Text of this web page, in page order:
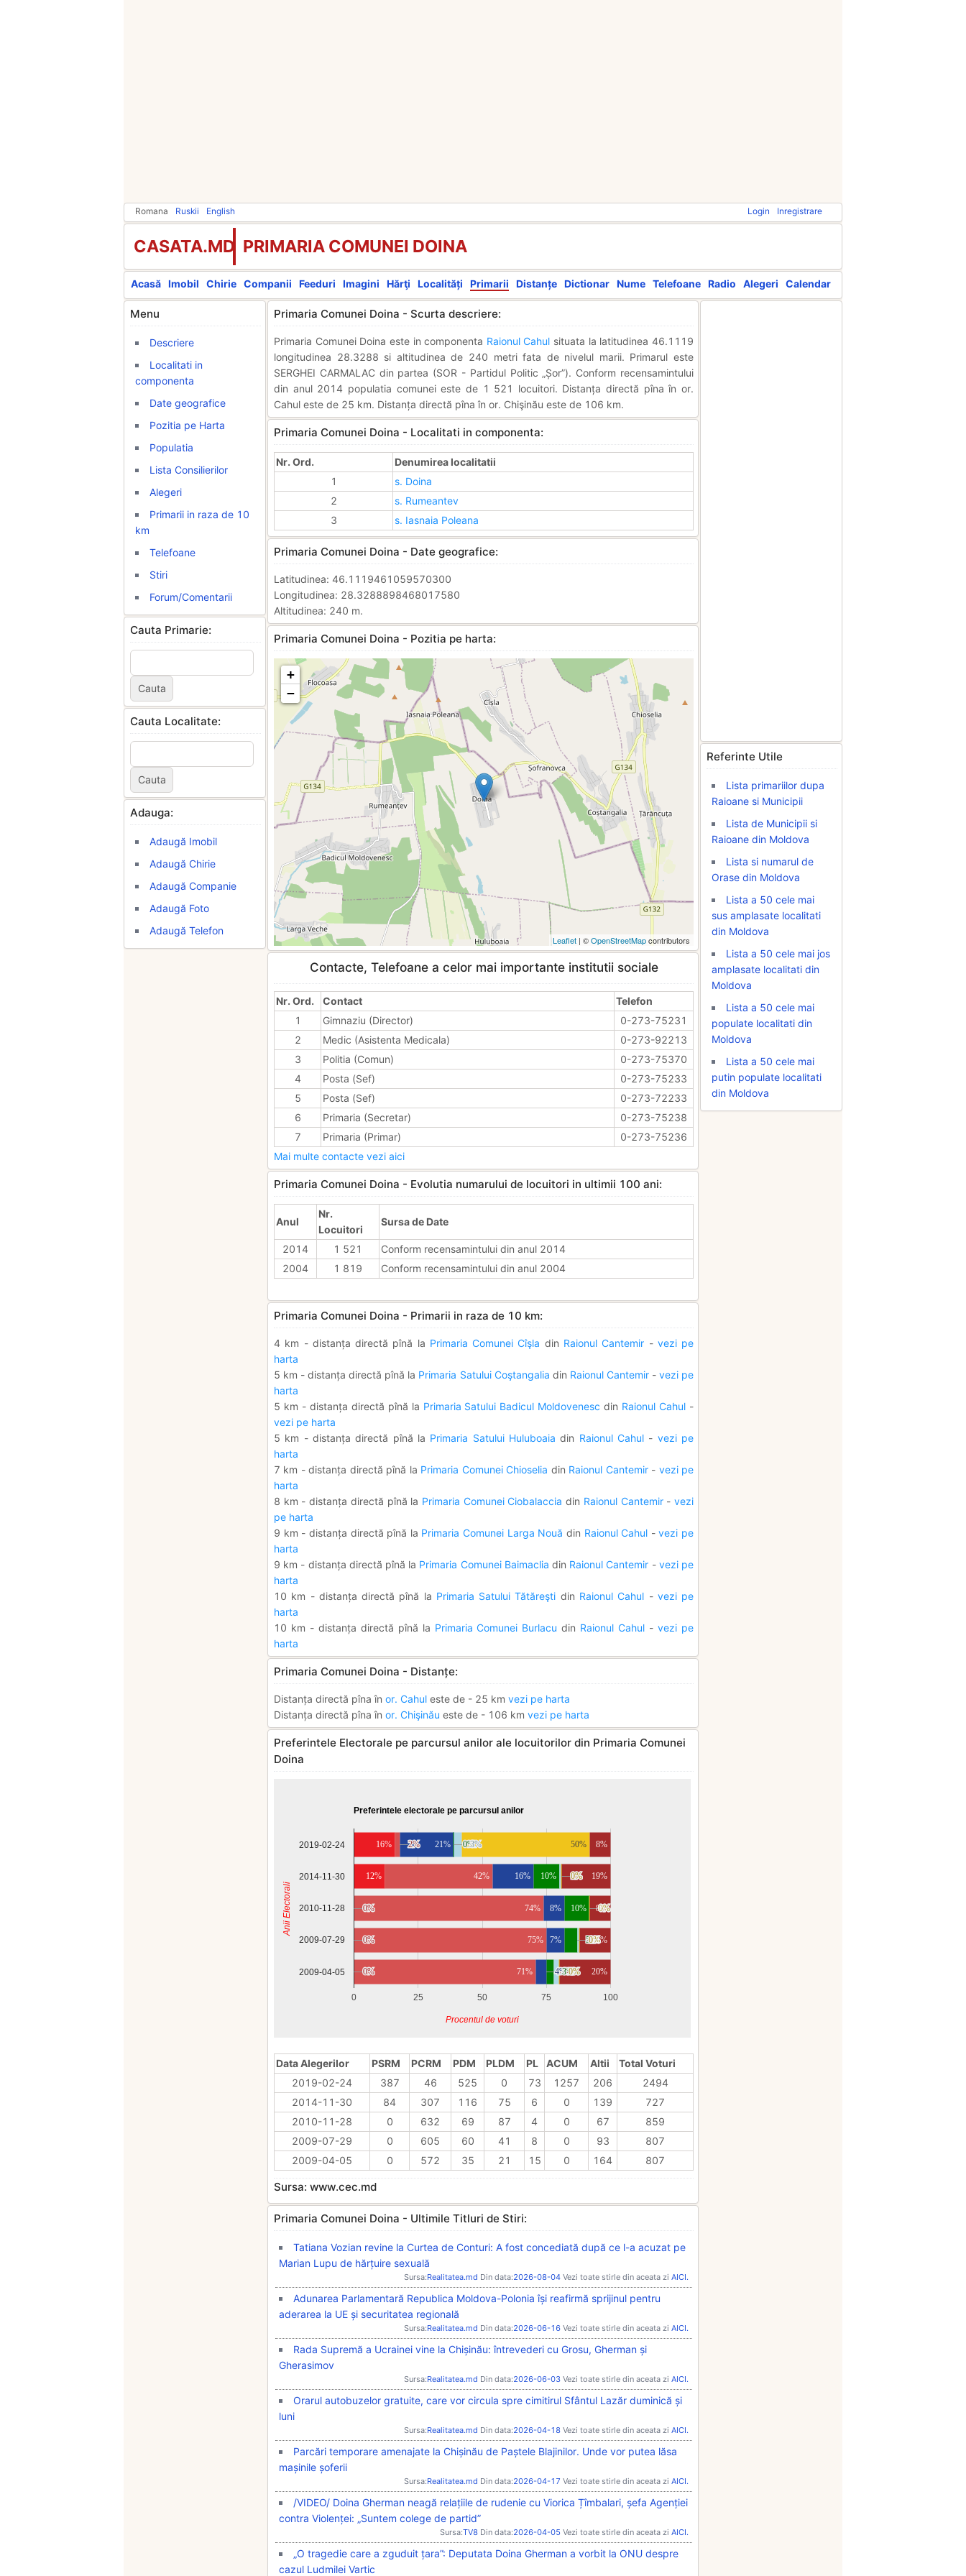
Romana Ruskii English Login Inregistrare
CASATA.MD PRIMARIA COMUNEI DOINA
Acasă Imobil Chirie Companii Feeduri Imagini Hărţi Localități Primarii Distanțe Dictionar Nume Telefoane Radio Alegeri Calendar
Menu
Descriere
Localitati in
componenta
Date geografice
Pozitia pe Harta
Populatia
Lista Consilierilor
Alegeri
Primarii in raza de 10
km
Telefoane
Stiri
Forum/Comentarii
Cauta Primarie:
Cauta Localitate:
Adauga:
Adaugă Imobil
Adaugă Chirie
Adaugă Companie
Adaugă Foto
Adaugă Telefon
Primaria Comunei Doina - Scurta descriere:
Primaria Comunei Doina este in componenta Raionul Cahul situata la latitudinea 46.1119
longitudinea 28.3288 si altitudinea de 240 metri fata de nivelul marii. Primarul este
SERGHEI CARMALAC din partea (SOR - Partidul Politic „Șor”). Conform recensamintului
din anul 2014 populatia comunei este de 1 521 locuitori. Distanța directă pîna în or.
Cahul este de 25 km. Distanța directă pîna în or. Chişinău este de 106 km.
Primaria Comunei Doina - Localitati in componenta:
Nr. Ord.
Denumirea localitatii
1
s. Doina
2
s. Rumeantev
3
s. Iasnaia Poleana
Primaria Comunei Doina - Date geografice:
Latitudinea: 46.1119461059570300
Longitudinea: 28.3288898468017580
Altitudinea: 240 m.
Primaria Comunei Doina - Pozitia pe harta:
+
−
Leaflet | ©OpenStreetMapcontributors
Contacte, Telefoane a celor mai importante institutii sociale
Nr. Ord. Contact
Telefon
1
Gimnaziu (Director)
0-273-75231
2
Medic (Asistenta Medicala)
0-273-92213
3
Politia (Comun)
0-273-75370
4
Posta (Sef)
0-273-75233
5
Posta (Sef)
0-273-72233
6
Primaria (Secretar)
0-273-75238
7
Primaria (Primar)
0-273-75236
Mai multe contacte vezi aici
Primaria Comunei Doina - Evolutia numarului de locuitori in ultimii 100 ani:
Anul
Nr.
Locuitori
Sursa de Date
2014 1 521
Conform recensamintului din anul 2014
2004
1 819 Conform recensamintului din anul 2004
Primaria Comunei Doina - Primarii in raza de 10 km:
4 km - distanța directă pînă la Primaria Comunei Cîşla din Raionul Cantemir - vezi pe
harta
5 km - distanța directă pînă la Primaria Satului Coştangalia din Raionul Cantemir- vezi pe
harta
5 km - distanța directă pînă la Primaria Satului Badicul Moldovenesc din Raionul Cahul -
vezi pe harta
5 km - distanța directă pînă la Primaria Satului Huluboaia din Raionul Cahul - vezi pe
harta
7 km - distanța directă pînă la Primaria Comunei Chioselia din Raionul Cantemir- vezi pe
harta
8 km - distanța directă pînă la Primaria Comunei Ciobalaccia din Raionul Cantemir-vezi
pe harta
9 km - distanța directă pînă la Primaria Comunei Larga Nouă din Raionul Cahul -vezi pe
harta
9 km - distanța directă pînă la Primaria Comunei Baimaclia din Raionul Cantemir - vezi pe
harta
10 km - distanța directă pînă la Primaria Satului Tătăreşti din Raionul Cahul - vezi pe
harta
10 km - distanța directă pînă la Primaria Comunei Burlacu din Raionul Cahul -vezi pe
harta
Primaria Comunei Doina - Distanțe:
Distanța directă pîna în or. Cahul este de - 25 km vezi pe harta
Distanța directă pîna în or. Chişinău este de - 106 km vezi pe harta
Preferintele Electorale pe parcursul anilor ale locuitorilor din Primaria Comunei
Doina
Preferintele electorale pe parcursul anilor
0 25 50 75 100
2019-02-24
2014-11-30
2010-11-28
2009-07-29
2009-04-05
16%
12%
0%
0%
0%
0%
0%
0%
2%
2%
42%
74%
75%
71%
21%
16%
8%
7%
4%
4%
0%
0%
10%
10%
5%
5%
3%
3%
3%
3%
1%
1%
0%
0%
1%
1%
2%
2%
50%
0%
0%
0%
0%
0%
0%
0%
0%
8%
19%
8%
12%
20%
Procentul de voturi
Anii Electorali
Data Alegerilor PSRM PCRM PDM PLDM PL ACUM Altii
Total Voturi
2019-02-24
387 46 525 0 73 1257 206
2494
2014-11-30
84 307 116 75 6 0 139
727
2010-11-28
0 632 69 87 4 0 67
859
2009-07-29
0 605 60 41 8 0 93
807
2009-04-05
0 572 35 21 15 0 164 807
Sursa: www.cec.md
Primaria Comunei Doina - Ultimile Titluri de Stiri:
Tatiana Vozian revine la Curtea de Conturi: A fost concediată după ce l-a acuzat pe
Marian Lupu de hărțuire sexuală
Sursa:Realitatea.md Din data:2026-08-04 Vezi toate stirle din aceata zi AICI.
Adunarea Parlamentară Republica Moldova-Polonia își reafirmă sprijinul pentru
aderarea la UE și securitatea regională
Sursa:Realitatea.md Din data:2026-06-16 Vezi toate stirle din aceata zi AICI.
Rada Supremă a Ucrainei vine la Chișinău: întrevederi cu Grosu, Gherman și
Gherasimov
Sursa:Realitatea.md Din data:2026-06-03 Vezi toate stirle din aceata zi AICI.
Orarul autobuzelor gratuite, care vor circula spre cimitirul Sfântul Lazăr duminică și
luni
Sursa:Realitatea.md Din data:2026-04-18 Vezi toate stirle din aceata zi AICI.
Parcări temporare amenajate la Chișinău de Paștele Blajinilor. Unde vor putea lăsa
mașinile șoferii
Sursa:Realitatea.md Din data:2026-04-17 Vezi toate stirle din aceata zi AICI.
/VIDEO/ Doina Gherman neagă relațiile de rudenie cu Viorica Țîmbalari, șefa Agenției
contra Violenței: „Suntem colege de partid”
Sursa:TV8 Din data:2026-04-05 Vezi toate stirle din aceata zi AICI.
„O tragedie care a zguduit țara”: Deputata Doina Gherman a vorbit la ONU despre
cazul Ludmilei Vartic
Referinte Utile
Lista primariilor dupa
Raioane si Municipii
Lista de Municipii si
Raioane din Moldova
Lista si numarul de
Orase din Moldova
Lista a 50 cele mai
sus amplasate localitati
din Moldova
Lista a 50 cele mai jos
amplasate localitati din
Moldova
Lista a 50 cele mai
populate localitati din
Moldova
Lista a 50 cele mai
putin populate localitati
din Moldova